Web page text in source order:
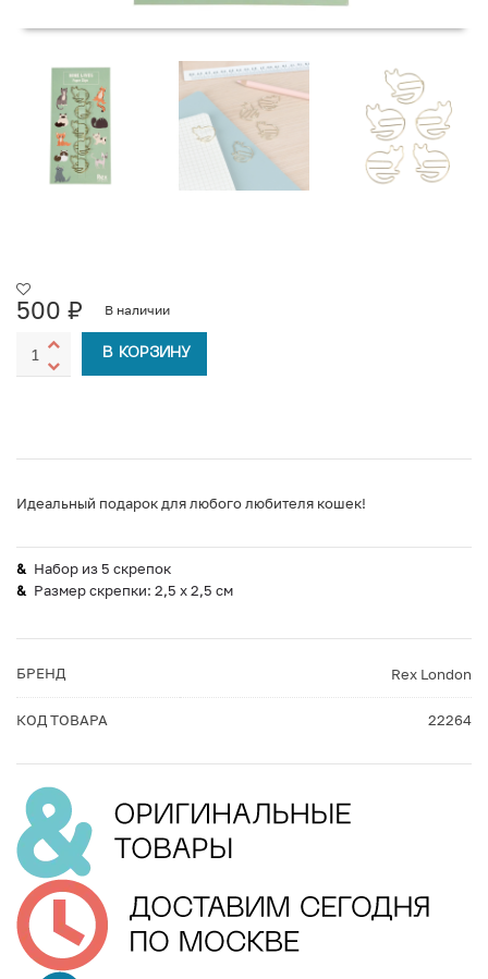
500 ₽ В наличии
В КОРЗИНУ
Идеальный подарок для любого любителя кошек!
Набор из 5 скрепок
Размер скрепки: 2,5 х 2,5 см
БРЕНД Rex London
КОД ТОВАРА 22264